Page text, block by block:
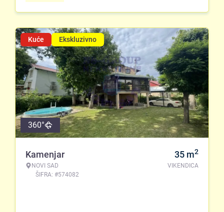
Kuće Ekskluzivno
360°
Kamenjar
NOVI SAD
ŠIFRA: #574082
35 m2
VIKENDICA